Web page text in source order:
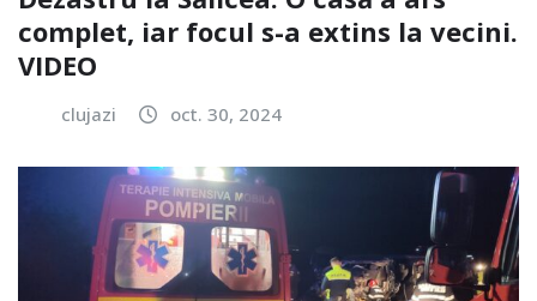
complet, iar focul s-a extins la vecini.
VIDEO
clujazi oct. 30, 2024